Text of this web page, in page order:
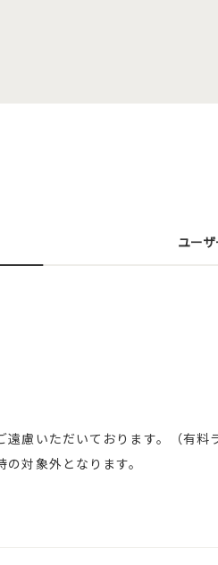
ユー
慮いただいております。（有料
対象外となります。